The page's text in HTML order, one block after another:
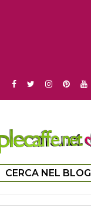
CERCA NEL BLOG